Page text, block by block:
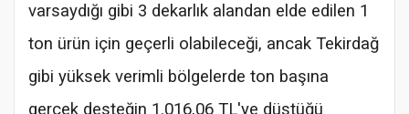
varsaydığı gibi 3 dekarlık alandan elde edilen 1
ton ürün için geçerli olabileceği, ancak Tekirdağ
gibi yüksek verimli bölgelerde ton başına
gerçek desteğin 1.016,06 TL'ye düştüğü